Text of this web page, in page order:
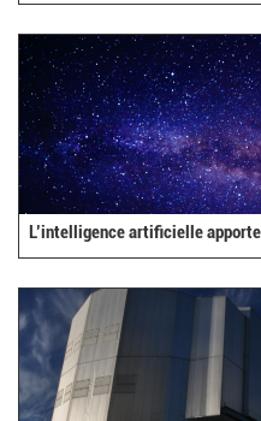
L’intelligence artificielle